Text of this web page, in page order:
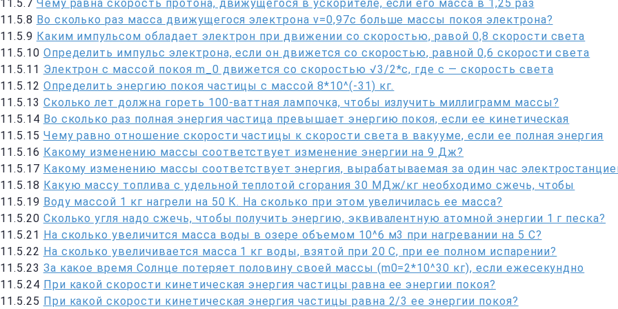
11.5.7 Чему равна скорость протона, движущегося в ускорителе, если его масса в 1,25 раз
11.5.8 Во сколько раз масса движущегося электрона v=0,97c больше массы покоя электрона?
11.5.9 Каким импульсом обладает электрон при движении со скоростью, равой 0,8 скорости света
11.5.10 Определить импульс электрона, если он движется со скоростью, равной 0,6 скорости света
11.5.11 Электрон с массой покоя m_0 движется со скоростью √3/2*c, где c — скорость света
11.5.12 Определить энергию покоя частицы с массой 8*10^(-31) кг.
11.5.13 Сколько лет должна гореть 100-ваттная лампочка, чтобы излучить миллиграмм массы?
11.5.14 Bo сколько раз полная энергия частица превышает энергию покоя, если ее кинетическая
11.5.15 Чему равно отношение скорости частицы к скорости света в вакууме, если ее полная энергия
11.5.16 Какому изменению массы соответствует изменение энергии на 9 Дж?
11.5.17 Какому изменению массы соответствует энергия, вырабатываемая за один час
11.5.18 Какую массу топлива с удельной теплотой сгорания 30 МДж/кг необходимо сжечь, чтобы
11.5.19 Воду массой 1 кг нагрели на 50 К. На сколько при этом увеличилась ее масса?
11.5.20 Сколько угля надо сжечь, чтобы получить энергию, эквивалентную атомной энергии 1 г песка?
11.5.21 На сколько увеличится масса воды в озере объемом 10^6 м3 при нагревании на 5 C?
11.5.22 На сколько увеличивается масса 1 кг воды, взятой при 20 C, при ее полном испарении?
11.5.23 За какое время Солнце потеряет половину своей массы (m0=2*10^30 кг), если ежесекундно
11.5.24 При какой скорости кинетическая энергия частицы равна ее энергии покоя?
11.5.25 При какой скорости кинетическая энергия частицы равна 2/3 ее энергии покоя?